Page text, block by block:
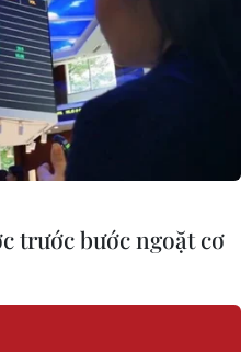
#Di sản văn hóa
Nội
trước bước ngoặt cơ